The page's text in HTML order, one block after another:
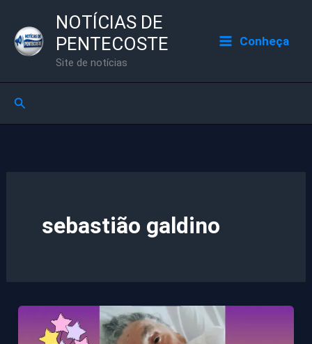
para
NOTÍCIAS DE
PENTECOSTE
Site de notícias
Conheça
Pesquisar
sebastião galdino